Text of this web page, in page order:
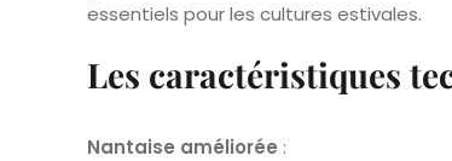
essentiels pour les cultures estivales.
Les caractéristiques
Nantaise améliorée :